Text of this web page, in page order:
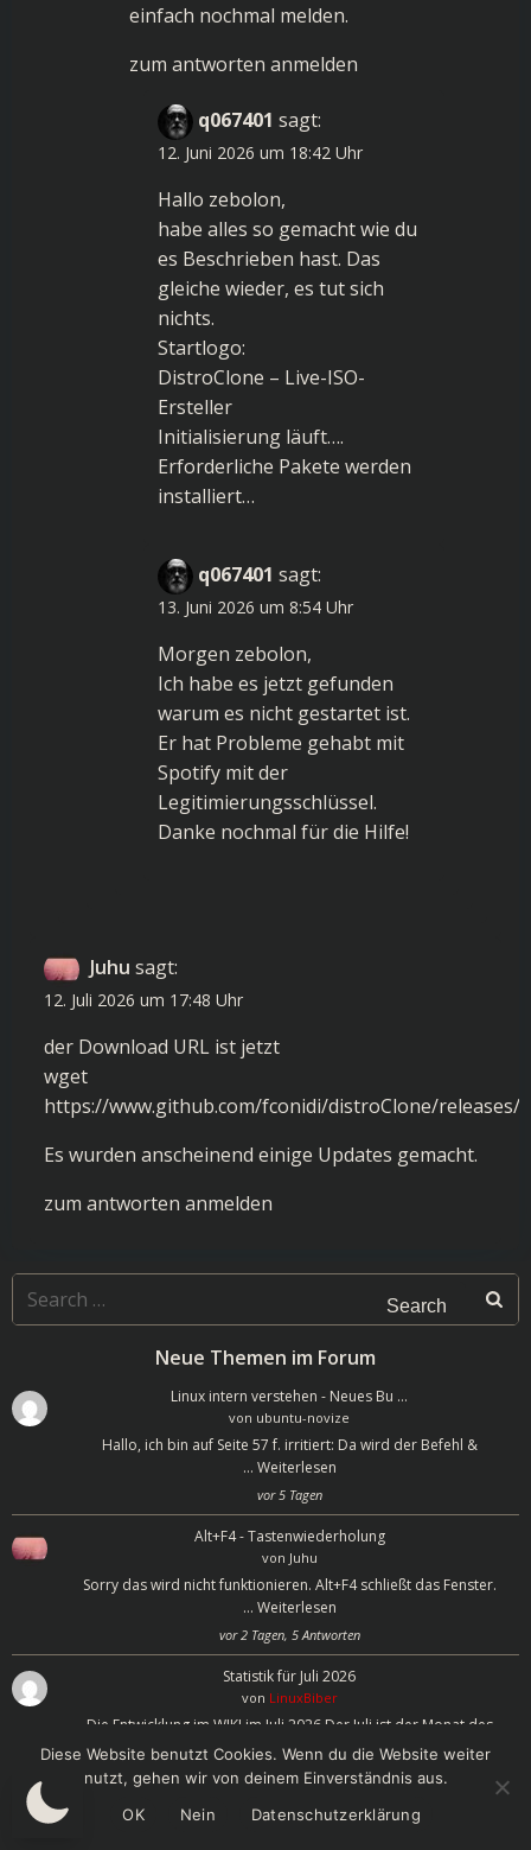
einfach nochmal melden.
zum antworten anmelden
q067401 sagt:
12. Juni 2026 um 18:42 Uhr
Hallo zebolon,
habe alles so gemacht wie du
es Beschrieben hast. Das
gleiche wieder, es tut sich
nichts.
Startlogo:
DistroClone – Live-ISO-
Ersteller
Initialisierung läuft….
Erforderliche Pakete werden
installiert…
q067401 sagt:
13. Juni 2026 um 8:54 Uhr
Morgen zebolon,
Ich habe es jetzt gefunden
warum es nicht gestartet ist.
Er hat Probleme gehabt mit
Spotify mit der
Legitimierungsschlüssel.
Danke nochmal für die Hilfe!
Juhu sagt:
12. Juli 2026 um 17:48 Uhr
der Download URL ist jetzt
wget
https://www.github.com/fconidi/distroClone/releases/
Es wurden anscheinend einige Updates gemacht.
zum antworten anmelden
Search
for:
Neue Themen im Forum
Linux intern verstehen - Neues Bu …
von ubuntu-novize
Hallo, ich bin auf Seite 57 f. irritiert: Da wird der Befehl &
… Weiterlesen
vor 5 Tagen
Alt+F4 - Tastenwiederholung
von Juhu
Sorry das wird nicht funktionieren. Alt+F4 schließt das Fenster.
… Weiterlesen
vor 2 Tagen, 5 Antworten
Statistik für Juli 2026
von LinuxBiber
Die Entwicklung im WIKI im Juli 2026 Der Juli ist der Monat des
…Weiterlesen
vor 1 Woche
Diese Website benutzt Cookies. Wenn du die Website weiter
nutzt, gehen wir von deinem Einverständnis aus.
OK
Nein Datenschutzerklärung